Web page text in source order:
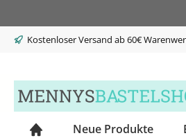
Kostenloser Versand ab 60€
Neue Produkte